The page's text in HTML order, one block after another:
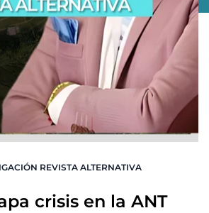
REVISTA ALTERNATIVA
crisis en la ANT